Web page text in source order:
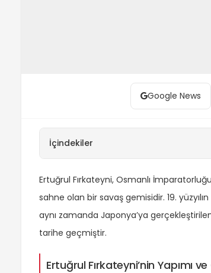
Google News
İçindekiler
Ertuğrul Fırkateyni, Osmanlı
sahne olan bir savaş gemisidir. 19.
aynı zamanda Japonya’ya
tarihe geçmiştir.
Ertuğrul Fırkateyni’nin Yapımı